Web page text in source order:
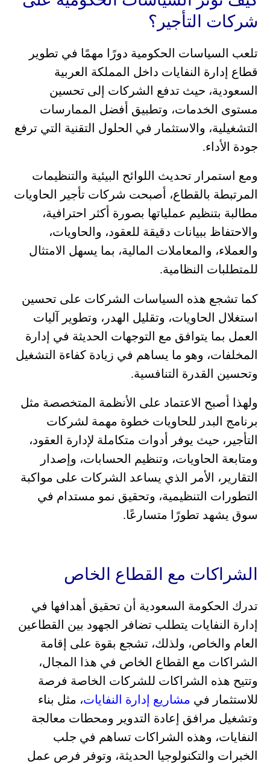
شركات التأجير؟
تلعب السياسات الحكومية دورًا مهمًا في تطوير
قطاع إدارة النفايات داخل المملكة العربية
السعودية، حيث تدفع الشركات إلى تحسين
مستوى الخدمات، وتطبيق أفضل الممارسات
التشغيلية، والاستثمار في الحلول التقنية التي ترفع
جودة الأداء.
ومع استمرار تحديث اللوائح البيئية والتنظيمات
المرتبطة بالقطاع، أصبحت شركات تأجير الحاويات
مطالبة بتنظيم عملياتها بصورة أكثر احترافية،
والاحتفاظ ببيانات دقيقة للعقود، والحاويات،
والعملاء، والمعاملات المالية، بما يسهل الامتثال
للمتطلبات النظامية.
كما تشجع هذه السياسات الشركات على تحسين
استغلال الحاويات، وتقليل الهدر، وتطوير آليات
العمل بما يتوافق مع التوجهات الحديثة في إدارة
المخلفات، وهو ما يساهم في زيادة كفاءة التشغيل
وتحسين القدرة التنافسية.
ولهذا أصبح الاعتماد على الأنظمة المتخصصة مثل
برنامج البدر للحاويات خطوة مهمة لشركات
التأجير، حيث يوفر أدوات متكاملة لإدارة العقود،
ومتابعة الحاويات، وتنظيم الحسابات، وإصدار
التقارير، الأمر الذي يساعد الشركات على مواكبة
التطورات التنظيمية، وتحقيق نمو مستدام في
سوق يشهد تطورًا متسارعًا.
الشراكات مع القطاع الخاص
تدرك الحكومة السعودية أن تحقيق أهدافها في
إدارة النفايات يتطلب تضافر الجهود بين القطاعين
العام والخاص، ولذلك، تشجع بقوة على إقامة
الشراكات مع القطاع الخاص في هذا المجال،
وتتيح هذه الشراكات للشركات الخاصة فرصة
للاستثمار في مشاريع إدارة النفايات، مثل بناء
وتشغيل مرافق إعادة التدوير ومحطات معالجة
النفايات، وهذه الشراكات تساهم في جلب
الخبرات والتكنولوجيا الحديثة، وتوفر فرص عمل